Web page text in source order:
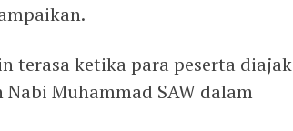
terasa ketika para peserta diajak
Muhammad SAW dalam